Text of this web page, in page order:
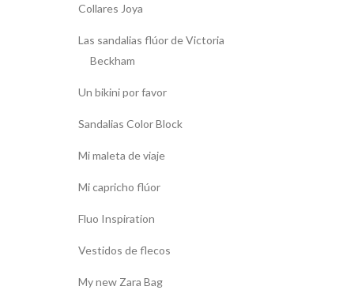
Collares Joya
Las sandalias flúor de Victoria
Beckham
Un bikini por favor
Sandalias Color Block
Mi maleta de viaje
Mi capricho flúor
Fluo Inspiration
Vestidos de flecos
My new Zara Bag